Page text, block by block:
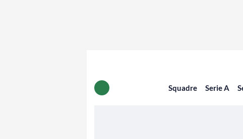
Squadre Serie A